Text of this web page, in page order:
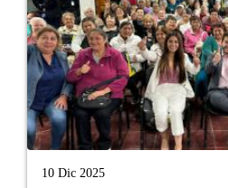
10 Dic 2025